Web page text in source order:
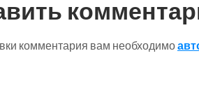
комментария вам необходимо